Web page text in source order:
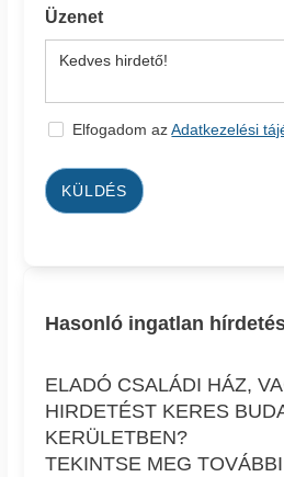
Üzenet
Elfogadom azAdatkezelési
KÜLDÉS
Hasonló ingatlan
ELADÓ CSALÁDI HÁZ,
HIRDETÉST KERES
KERÜLETBEN?
TEKINTSE MEG TOVÁBBI